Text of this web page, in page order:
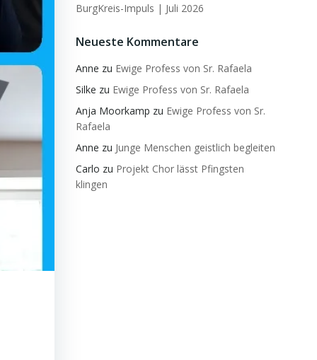
BurgKreis-Impuls | Juli 2026
Neueste Kommentare
Anne zu Ewige Profess von Sr. Rafaela
Silke zu Ewige Profess von Sr. Rafaela
Anja Moorkamp zu Ewige Profess von Sr.
Rafaela
Anne zu Junge Menschen geistlich begleiten
Carlo zu Projekt Chor lässt Pfingsten
klingen